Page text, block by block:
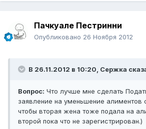
Пачкуале Пестринни
Опубликовано 26 Ноября 2012
В 26.11.2012 в 10:20, Сержка
Вопрос: Что лучше мне сделать
заявление на уменьшение алиментов
чтобы вторая жена тоже подала на
второй пока что не зарегистрирован.)